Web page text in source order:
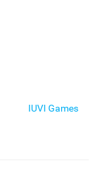
IUVI Games